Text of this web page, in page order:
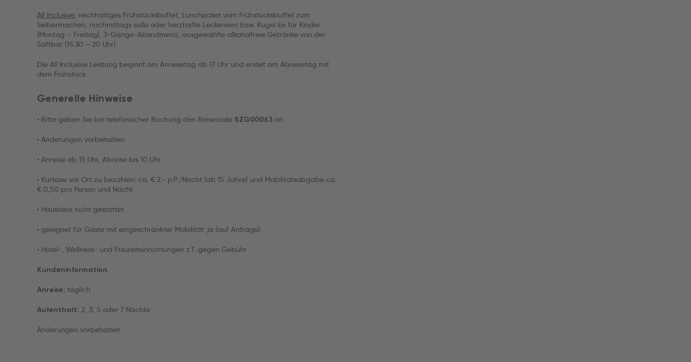
All Inclusive: reichhaltiges Frühstücksbuffet, Lunchpaket vom Frühstücksbuffet zum
Selbermachen, nachmittags süße oder herzhafte Leckereien bzw. Kugel Eis für Kinder
(Montag – Freitag), 3-Gänge-Abendmenü, ausgewählte alkoholfreie Getränke von der
Saftbar (15.30 – 20 Uhr)
Die All Inclusive Leistung beginnt am Anreisetag ab 17 Uhr und endet am Abreisetag mit
dem Frühstück.
Generelle Hinweise
• Bitte geben Sie bei telefonischer Buchung den Reisecode SZG00063 an.
• Änderungen vorbehalten.
• Anreise ab 15 Uhr, Abreise bis 10 Uhr
• Kurtaxe vor Ort zu bezahlen: ca. € 2.- p.P./Nacht (ab 15 Jahre) und Mobilitätsabgabe ca.
€ 0,50 pro Person und Nacht
• Haustiere nicht gestattet.
• geeignet für Gäste mit eingeschränkter Mobilität: ja (auf Anfrage)
• Hotel-, Wellness- und Freizeiteinrichtungen z.T. gegen Gebühr
Kundeninformation
Anreise: täglich
Aufenthalt: 2, 3, 5 oder 7 Nächte
Änderungen vorbehalten.